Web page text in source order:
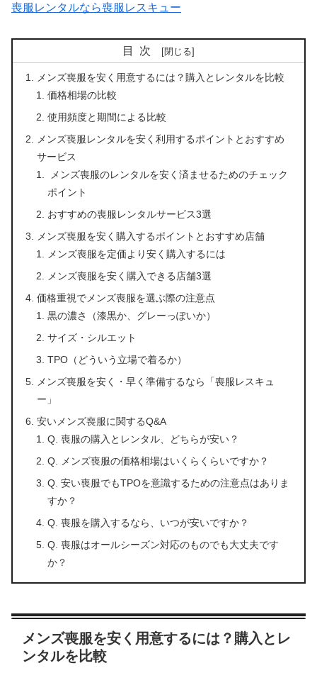
喪服レンタルなら喪服レスキュー
目次
メンズ喪服を安く用意するには？購入とレンタルを比較
価格相場の比較
使用頻度と期間による比較
メンズ喪服レンタルを安く利用するポイントとおすすめ
サービス
メンズ喪服のレンタルを安く済ませるためのチェック
ポイント
おすすめの喪服レンタルサービス3選
メンズ喪服を安く購入するポイントとおすすめ店舗
メンズ喪服を定価より安く購入するには
メンズ喪服を安く購入できる店舗3選
価格重視でメンズ喪服を選ぶ際の注意点
黒の濃さ（漆黒か、グレーっぽいか）
サイズ・シルエット
TPO（どういう立場で着るか）
メンズ喪服を安く・早く準備するなら「喪服レスキュ
ー」
安いメンズ喪服に関するQ&A
Q. 喪服の購入とレンタル、どちらが安い？
Q. メンズ喪服の価格相場はいくらくらいですか？
Q. 安い喪服でもTPOを意識するための注意点はありま
すか？
Q. 喪服を購入するなら、いつが安いですか？
Q. 喪服はオールシーズン対応のものでも大丈夫です
か？
メンズ喪服を安く用意するには？購入とレ
ンタルを比較